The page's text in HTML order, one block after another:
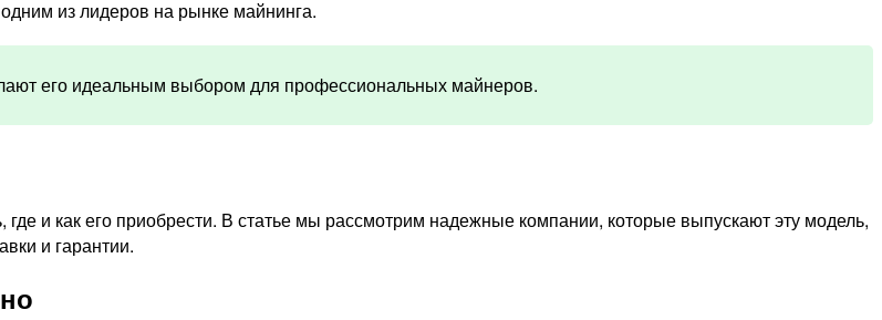
из лидеров на рынке майнинга.
его идеальным выбором для профессиональных майнеров.
и как его приобрести. В статье мы рассмотрим надежные компании, которые выпускают эту модель,
и гарантии.